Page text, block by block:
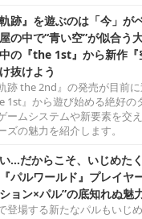
軌跡』を遊ぶのは「今」が
の中で“青い空”が似合
の『the 1st』から新作『
抜けよう
跡 the 2nd』の発売が目前
1st』から遊び始める絶好の
ームシステムや新要素を交
ズの魅力を紹介します。
…だからこそ、いじめた
パルワールド』プレイヤ
ョン×パル”の底知れぬ魅
登場する新たなパルもいじ